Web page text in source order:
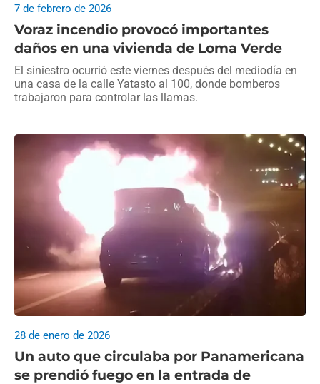
Voraz incendio provocó importantes
daños en una vivienda de Loma Verde
7 de febrero de 2026
El siniestro ocurrió este viernes después del mediodía en
una casa de la calle Yatasto al 100, donde bomberos
trabajaron para controlar las llamas.
Un auto que circulaba por Panamericana
se prendió fuego en la entrada de
28 de enero de 2026